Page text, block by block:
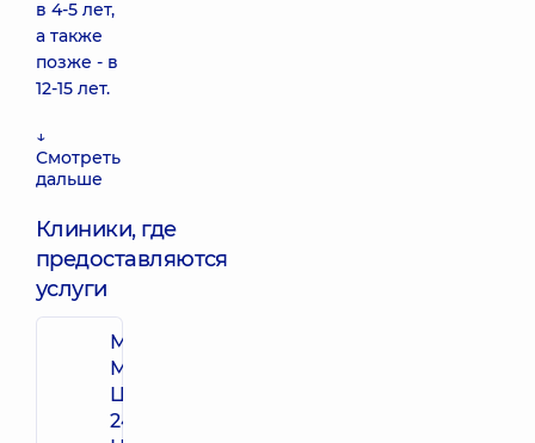
в 4-5 лет,
а также
позже - в
12-15 лет.
↓
Смотреть
дальше
Клиники, где
предоставляются
услуги
Многопрофильный
Медицинский
Центр «Добробут»
24/7 на просп.